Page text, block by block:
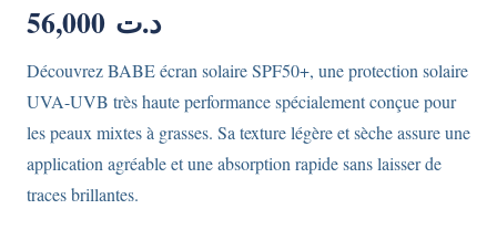
د.ت
Découvrez BABE écran solaire SPF50+, une protection solaire
UVA-UVB très haute performance spécialement conçue pour
les peaux mixtes à grasses. Sa texture légère et sèche assure une
application agréable et une absorption rapide sans laisser de
traces brillantes.